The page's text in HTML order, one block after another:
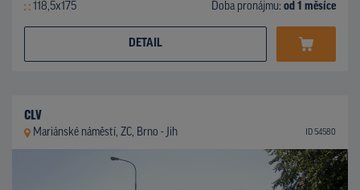
118,5x175 Doba pronájmu: od 1 měsíce
DETAIL
CLV
Mariánské náměstí, ZC, Brno - Jih ID 54580